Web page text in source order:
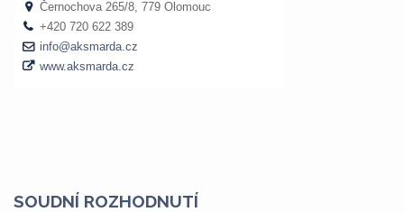
SOUDNÍ ROZHODNUTÍ